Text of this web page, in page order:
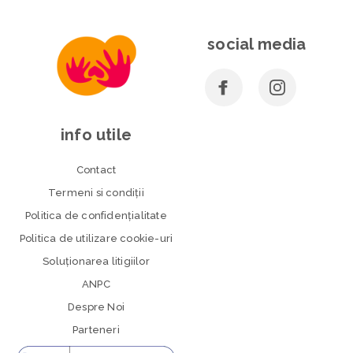
social media
info utile
Contact
Termeni si condiţii
Politica de confidenţialitate
Politica de utilizare cookie-uri
Soluționarea litigiilor
ANPC
Despre Noi
Parteneri